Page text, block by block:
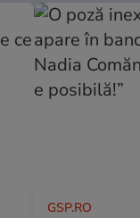
GSP.RO